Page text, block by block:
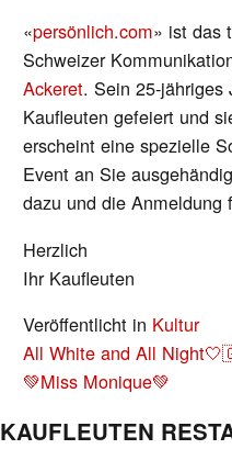
«persönlich.com» ist das
Schweizer
Ackeret. Sein 25-jähriges
Kaufleuten gefeiert und
erscheint eine spezielle
Event an Sie
dazu und die Anmeldung
Herzlich
Ihr Kaufleuten
Veröffentlicht in Kultur
BEITRAGS-
NAVIGATION
All White and All
💚Miss Monique💚
KAUFLEUTEN